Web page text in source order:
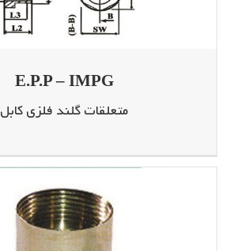
E.P.P – IMPG
متعلقات گلند فلزی کابل